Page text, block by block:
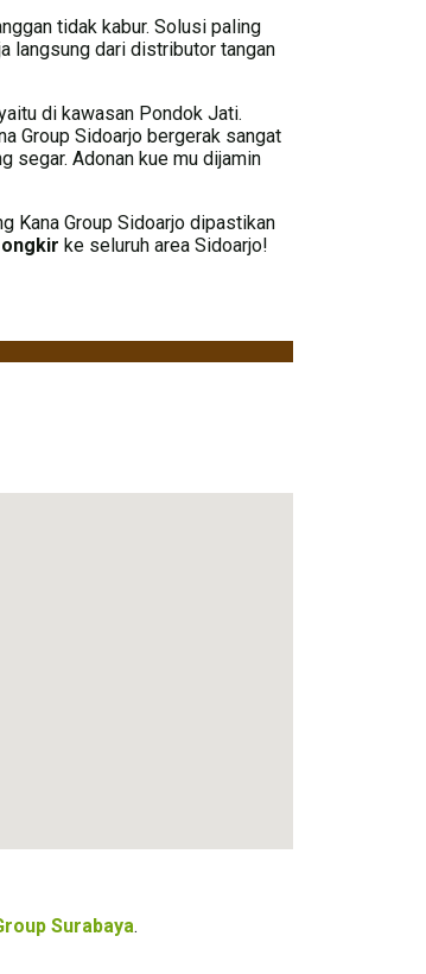
tidak kabur. Solusi paling
langsung dari distributor tangan
di kawasan Pondok Jati.
Group Sidoarjo bergerak sangat
segar. Adonan kue mu dijamin
Kana Group Sidoarjo dipastikan
ke seluruh area Sidoarjo!
Surabaya.